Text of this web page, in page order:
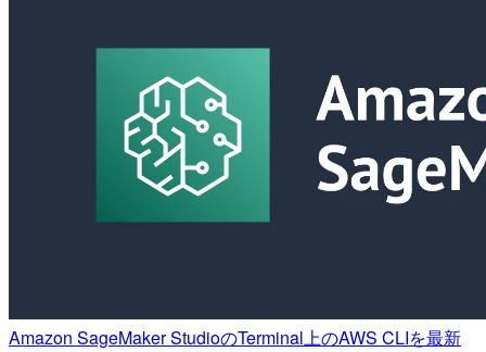
Amazon SageMaker StudioのTerminal上のAWS CLIを最新